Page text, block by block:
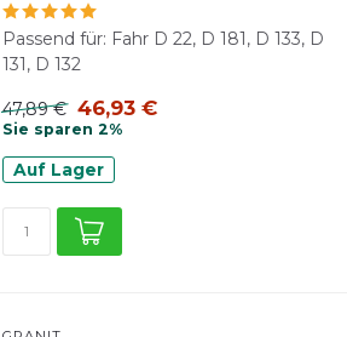
Passend für: Fahr D 22, D 181, D 133, D
131, D 132
47,89 € 46,93 €
Sie sparen 2%
Auf Lager